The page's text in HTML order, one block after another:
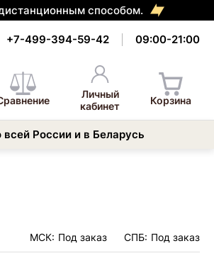
способом.
+7-499-394-59-42 09:00-21:00
Личный
кабинет
Корзина
России и в Беларусь
МСК: Под заказ СПБ: Под заказ